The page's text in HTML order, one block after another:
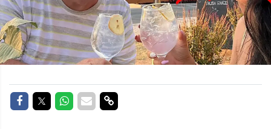
Delen op Facebook
Delen op Twitter
Delen op Whatsapp
Delen via Mail
Delen via link